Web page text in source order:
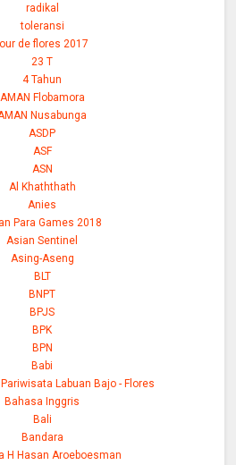
radikal
toleransi
de flores 2017
23 T
4 Tahun
AMAN Flobamora
Nusabunga
ASDP
ASF
ASN
Al Khaththath
Anies
Para Games 2018
Asian Sentinel
Asing-Aseng
BLT
BNPT
BPJS
BPK
BPN
Babi
Labuan Bajo - Flores
Bahasa Inggris
Bali
Bandara
H Hasan Aroeboesman